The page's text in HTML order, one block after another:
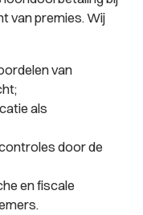
van premies. Wij
van
als
door de
en fiscale